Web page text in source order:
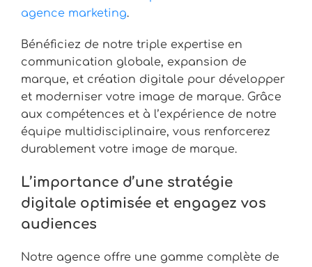
agence marketing.
Bénéficiez de notre triple expertise en
communication globale, expansion de
marque, et création digitale pour développer
et moderniser votre image de marque. Grâce
aux compétences et à l’expérience de notre
équipe multidisciplinaire, vous renforcerez
durablement votre image de marque.
L’importance d’une stratégie
digitale optimisée et engagez vos
audiences
Notre agence offre une gamme complète de